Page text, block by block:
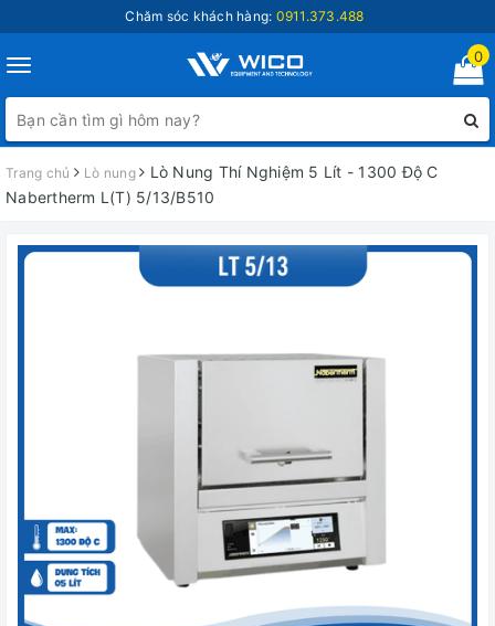
Chăm sóc khách hàng: 0911.373.488
Toggle
navigation
0
Trang chủ Lò nung
Lò Nung Thí Nghiệm 5 Lít - 1300 Độ C
Nabertherm L(T) 5/13/B510